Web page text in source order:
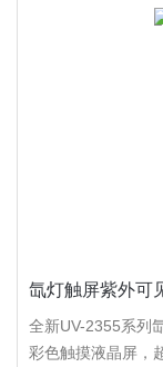
氙灯触屏紫外可
全新UV-2355系列
彩色触摸液晶屏，